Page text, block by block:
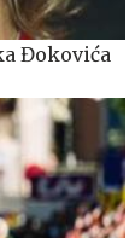
Đokovića